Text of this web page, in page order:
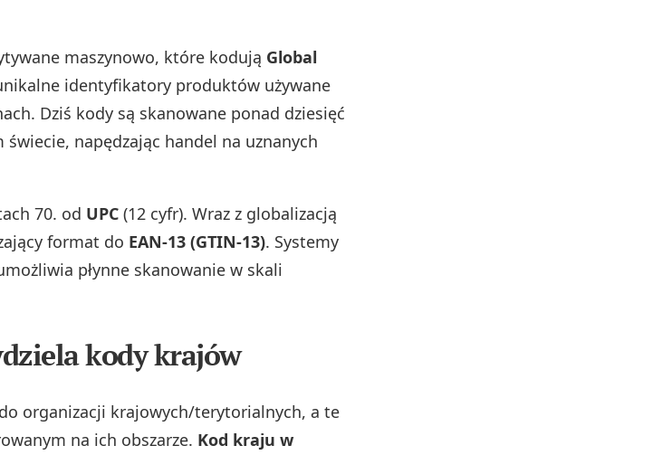
maszynowo, które kodują Global
identyfikatory produktów używane
Dziś kody są skanowane ponad dziesięć
napędzając handel na uznanych
70. od UPC (12 cyfr). Wraz z globalizacją
format do EAN-13 (GTIN-13). Systemy
płynne skanowanie w skali
kody krajów
organizacji krajowych/terytorialnych, a te
na ich obszarze. Kod kraju w